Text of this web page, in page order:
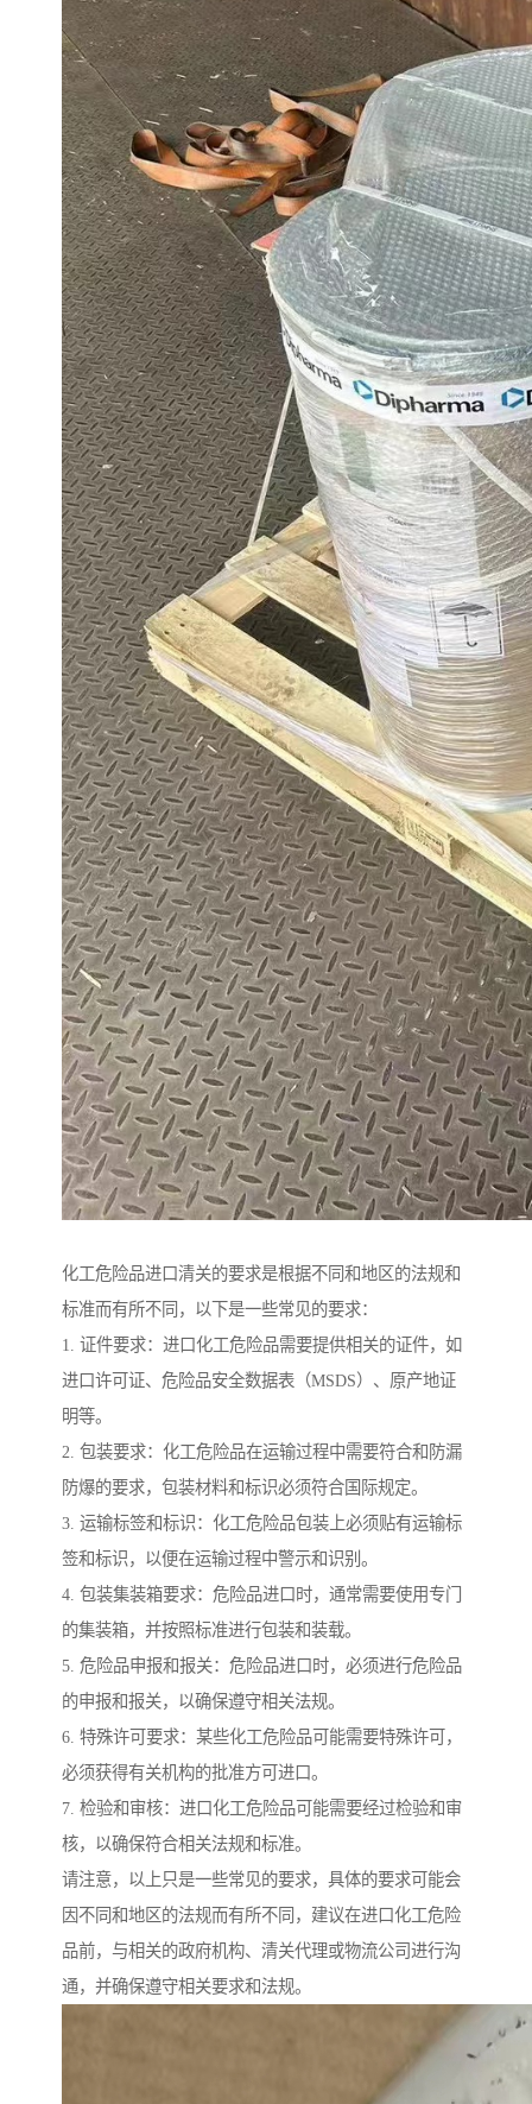
化工危险品进口清关的要求是根据不同和地区的法规和
标准而有所不同，以下是一些常见的要求：
1. 证件要求：进口化工危险品需要提供相关的证件，如
进口许可证、危险品安全数据表（MSDS）、原产地证
明等。
2. 包装要求：化工危险品在运输过程中需要符合和防漏
防爆的要求，包装材料和标识必须符合国际规定。
3. 运输标签和标识：化工危险品包装上必须贴有运输标
签和标识，以便在运输过程中警示和识别。
4. 包装集装箱要求：危险品进口时，通常需要使用专门
的集装箱，并按照标准进行包装和装载。
5. 危险品申报和报关：危险品进口时，必须进行危险品
的申报和报关，以确保遵守相关法规。
6. 特殊许可要求：某些化工危险品可能需要特殊许可，
必须获得有关机构的批准方可进口。
7. 检验和审核：进口化工危险品可能需要经过检验和审
核，以确保符合相关法规和标准。
请注意，以上只是一些常见的要求，具体的要求可能会
因不同和地区的法规而有所不同，建议在进口化工危险
品前，与相关的政府机构、清关代理或物流公司进行沟
通，并确保遵守相关要求和法规。